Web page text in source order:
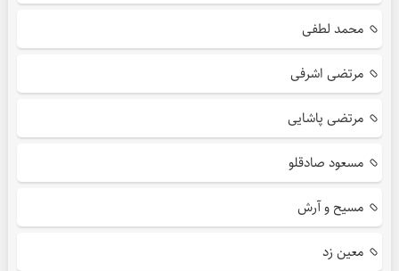
محمد لطفی
مرتضی اشرفی
مرتضی پاشایی
مسعود صادقلو
مسیح و آرش
معین زد